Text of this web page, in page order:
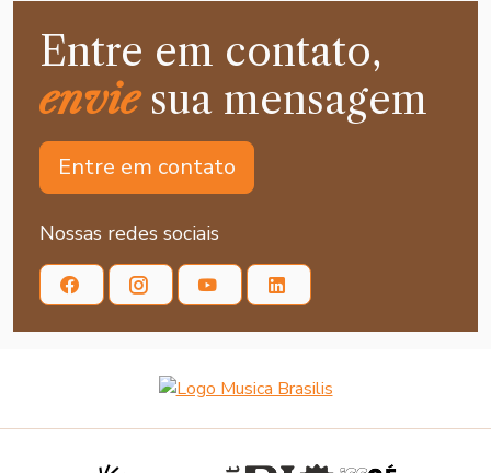
Entre em contato,
enviesua mensagem
Entre em contato
Nossas redes sociais